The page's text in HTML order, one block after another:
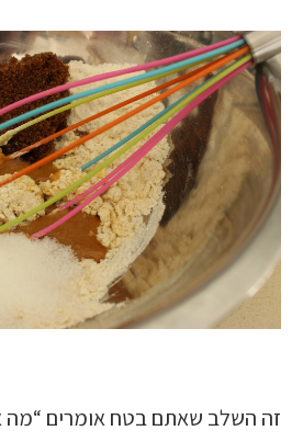
זה השלב שאתם בטח אומרים “מה